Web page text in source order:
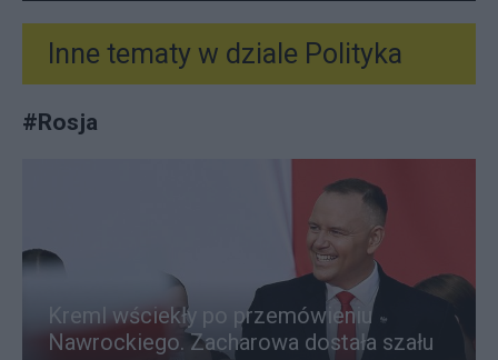
Inne tematy w dziale Polityka
#Rosja
Kreml wściekły po przemówieniu
Nawrockiego. Zacharowa dostała szału